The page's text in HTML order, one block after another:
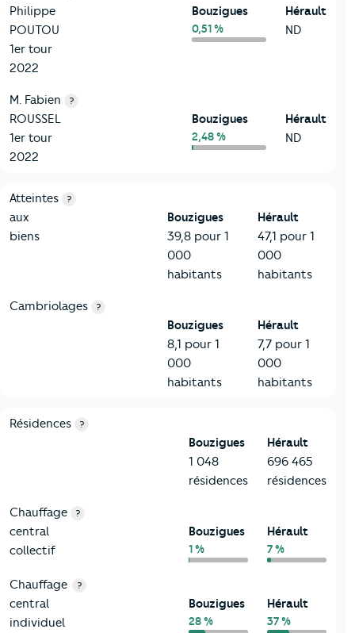
Philippe
POUTOU
1er tour
2022
Bouzigues
0,51 %
Hérault
ND
M. Fabien
ROUSSEL
1er tour
2022
?
Bouzigues
2,48 %
Hérault
ND
7-Sécurité
Critères
Atteintes
aux
biens
?
Bouzigues
39,8 pour 1
000
habitants
Hérault
47,1 pour 1
000
habitants
Cambriolages ?
Bouzigues
8,1 pour 1
000
habitants
Hérault
7,7 pour 1
000
habitants
8-Chauffage
Critères Bouzigues
Résidences ?
Bouzigues
1 048
résidences
Hérault
696 465
résidences
Chauffage
central
collectif
?
Bouzigues
1 %
Hérault
7 %
Chauffage
central
individuel
?
Bouzigues
28 %
Hérault
37 %